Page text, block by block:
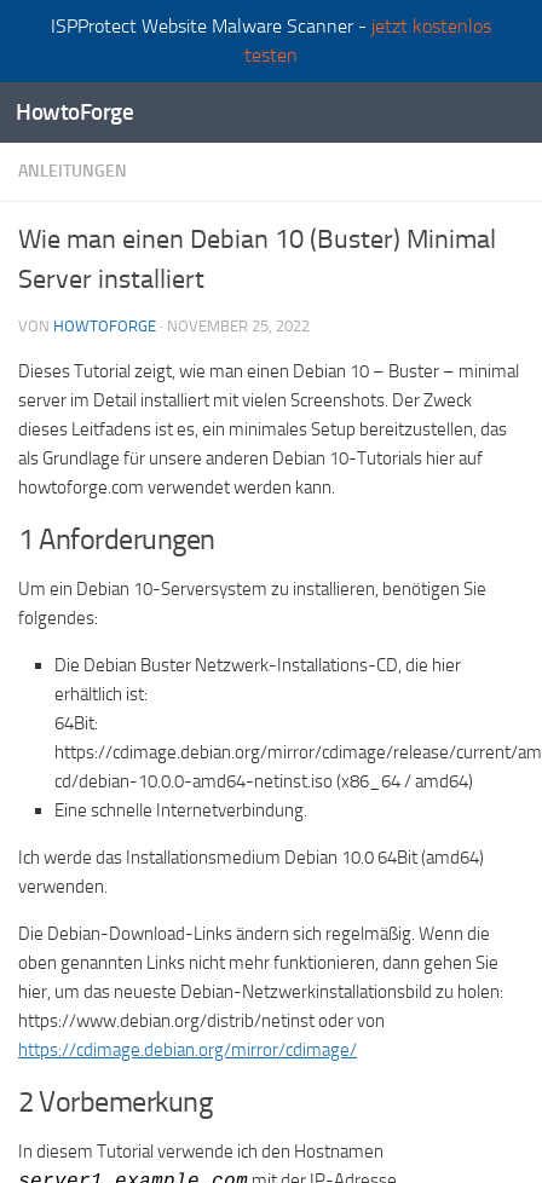
ISPProtect Website Malware Scanner - jetzt kostenlos
testen
Zum Inhalt springen
HowtoForge
ANLEITUNGEN
Wie man einen Debian 10 (Buster) Minimal
Server installiert
VON HOWTOFORGE · NOVEMBER 25, 2022
Dieses Tutorial zeigt, wie man einen Debian 10 – Buster – minimal
server im Detail installiert mit vielen Screenshots. Der Zweck
dieses Leitfadens ist es, ein minimales Setup bereitzustellen, das
als Grundlage für unsere anderen Debian 10-Tutorials hier auf
howtoforge.com verwendet werden kann.
1 Anforderungen
Um ein Debian 10-Serversystem zu installieren, benötigen Sie
folgendes:
Die Debian Buster Netzwerk-Installations-CD, die hier
erhältlich ist:
64Bit:
https://cdimage.debian.org/mirror/cdimage/release/current/
cd/debian-10.0.0-amd64-netinst.iso (x86_64 / amd64)
Eine schnelle Internetverbindung.
Ich werde das Installationsmedium Debian 10.0 64Bit (amd64)
verwenden.
Die Debian-Download-Links ändern sich regelmäßig. Wenn die
oben genannten Links nicht mehr funktionieren, dann gehen Sie
hier, um das neueste Debian-Netzwerkinstallationsbild zu holen:
https://www.debian.org/distrib/netinst oder von
https://cdimage.debian.org/mirror/cdimage/
2 Vorbemerkung
In diesem Tutorial verwende ich den Hostnamen